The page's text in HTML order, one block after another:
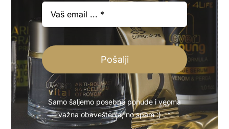
Pošalji
Samo šaljemo posebne ponude i veoma
važna obaveštenja, no spam :) . *